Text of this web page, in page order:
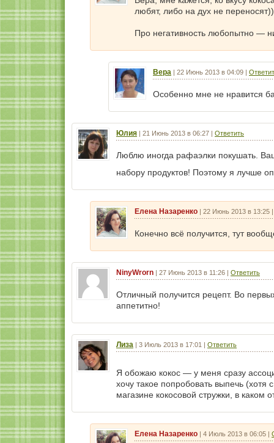
любят, либо на дух не
Про негативность любопытно —
Вера | 22 Июнь 2013 в 04:09 |
Особенно мне не нравится
Юлия | 21 Июнь 2013 в 06:27 | Ответить
Люблю иногда рафаэлки покушать.
набору продуктов! Поэтому я лучше
Елена Назаренко | 22 Июнь 2013 в 13:25
Конечно всё получится, тут
NinyWrorn | 27 Июнь 2013 в 11:26 | Ответить
Отличный получится рецепт. Во
аппетитно!
Лиза | 3 Июль 2013 в 17:01 | Ответить
Я обожаю кокос — у меня сразу
хочу такое попробовать выпечь (хотя
магазине кокосовой стружки, в
Елена Назаренко | 4 Июль 2013 в 06:05 |